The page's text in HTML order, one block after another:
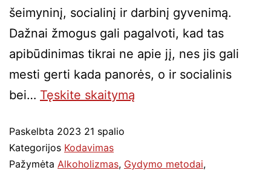
šeimyninį, socialinį ir darbinį gyvenimą.
Dažnai žmogus gali pagalvoti, kad tas
apibūdinimas tikrai ne apie jį, nes jis gali
mesti gerti kada panorės, o ir socialinis
bei… Tęskite skaitymą
Paskelbta 2023 21 spalio
Kategorijos Kodavimas
Pažymėta Alkoholizmas, Gydymo metodai,